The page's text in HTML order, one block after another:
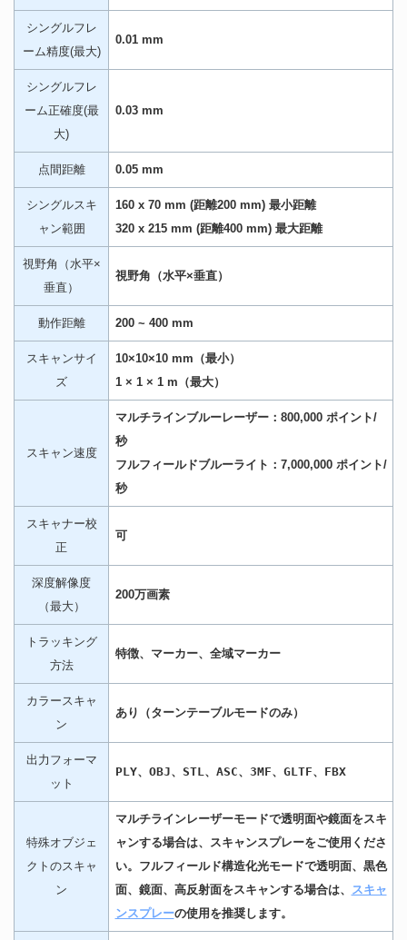
シングルフレ
ーム精度(最大)
0.01 mm
シングルフレ
ーム正確度(最
大)
0.03 mm
点間距離 0.05 mm
シングルスキ
ャン範囲
160 x 70 mm (距離200 mm) 最小距離
320 x 215 mm (距離400 mm) 最大距離
視野角（水平×
垂直）
視野角（水平×垂直）
動作距離 200 ~ 400 mm
スキャンサイ
ズ
10×10×10 mm（最小）
1 × 1 × 1 m（最大）
スキャン速度
マルチラインブルーレーザー：800,000 ポイント/
秒
フルフィールドブルーライト：7,000,000 ポイント/
秒
スキャナー校
正
可
深度解像度
（最大）
200万画素
トラッキング
方法
特徴、マーカー、全域マーカー
カラースキャ
ン
あり（ターンテーブルモードのみ）
出力フォーマ
ット
PLY、OBJ、STL、ASC、3MF、GLTF、FBX
特殊オブジェ
クトのスキャ
ン
マルチラインレーザーモードで透明面や鏡面をスキ
ャンする場合は、スキャンスプレーをご使用くださ
い。フルフィールド構造化光モードで透明面、黒色
面、鏡面、高反射面をスキャンする場合は、
スキャ
ンスプレーの使用を推奨します。